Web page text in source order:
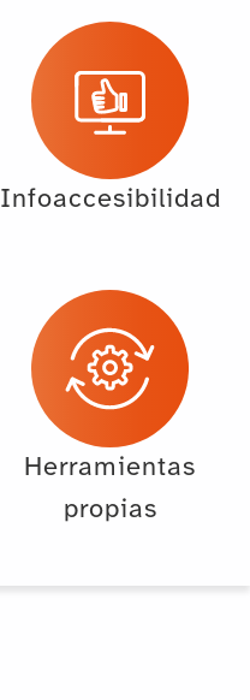
Infoaccesibilidad
Herramientas
propias